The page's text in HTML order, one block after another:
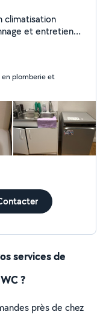
climatisation
et entretien
_Camion
de meubles et
(cuisines,
et plomberie
plomberie et
services de
?
près de chez